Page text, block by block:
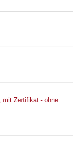
mit Zertifikat - ohne